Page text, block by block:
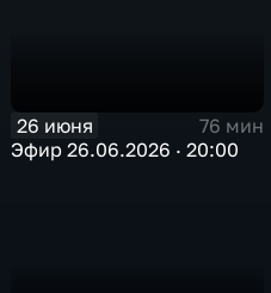
26 июня
76 мин
Эфир 26.06.2026 · 20:00